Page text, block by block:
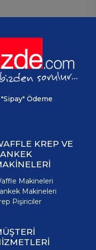
Ödeme
KREP VE
Makineleri
Makineleri
Pişiriciler